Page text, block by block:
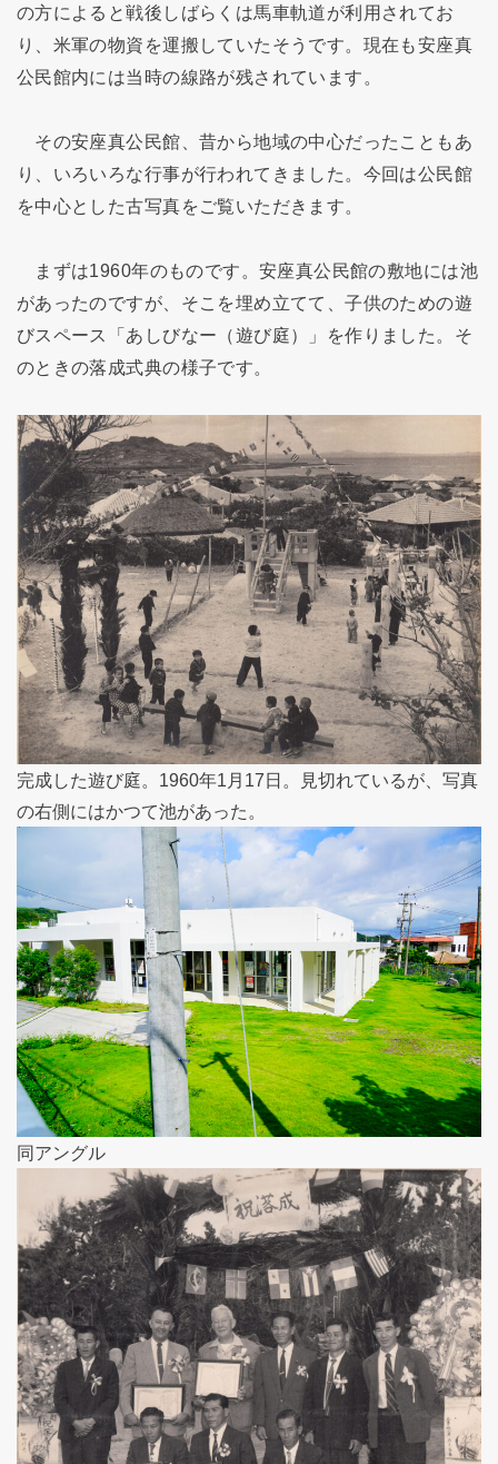
の方によると戦後しばらくは馬車軌道が利用されてお
り、米軍の物資を運搬していたそうです。現在も安座真
公民館内には当時の線路が残されています。
その安座真公民館、昔から地域の中心だったこともあ
り、いろいろな行事が行われてきました。今回は公民館
を中心とした古写真をご覧いただきます。
まずは1960年のものです。安座真公民館の敷地には池
があったのですが、そこを埋め立てて、子供のための遊
びスペース「あしびなー（遊び庭）」を作りました。そ
のときの落成式典の様子です。
完成した遊び庭。1960年1月17日。見切れているが、写真
の右側にはかつて池があった。
同アングル